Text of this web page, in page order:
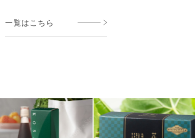
一覧はこちら